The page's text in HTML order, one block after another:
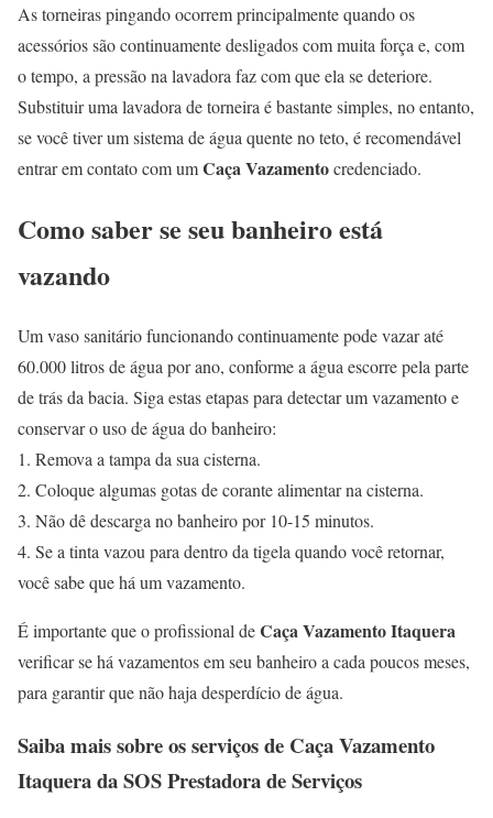
As torneiras pingando ocorrem principalmente quando os
acessórios são continuamente desligados com muita força e, com
o tempo, a pressão na lavadora faz com que ela se deteriore.
Substituir uma lavadora de torneira é bastante simples, no entanto,
se você tiver um sistema de água quente no teto, é recomendável
entrar em contato com umCaça Vazamentocredenciado.
Como saber se seu banheiro está
vazando
Um vaso sanitário funcionando continuamente pode vazar até
60.000 litros de água por ano, conforme a água escorre pela parte
de trás da bacia. Siga estas etapas para detectar um vazamento e
conservar o uso de água do banheiro:
1. Remova a tampa da sua cisterna.
2. Coloque algumas gotas de corante alimentar na cisterna.
3. Não dê descarga no banheiro por 10-15 minutos.
4. Se a tinta vazou para dentro da tigela quando você retornar,
você sabe que há um vazamento.
É importante que o profissional deCaça Vazamento Itaquera
verificar se há vazamentos em seu banheiro a cada poucos meses,
para garantir que não haja desperdício de água.
Saiba mais sobre os serviços de Caça Vazamento
Itaquerada SOS Prestadora de Serviços